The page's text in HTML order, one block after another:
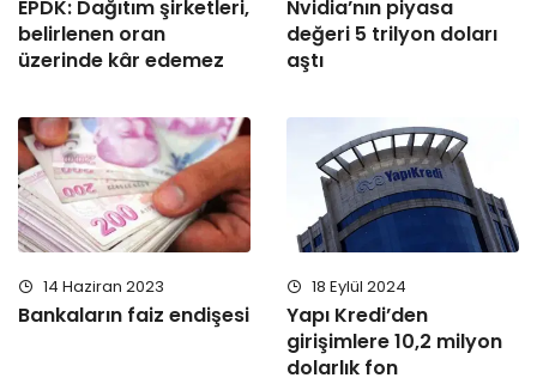
EPDK: Dağıtım şirketleri,
belirlenen oran
üzerinde kâr edemez
Nvidia’nın piyasa
değeri 5 trilyon doları
aştı
14 Haziran 2023
Bankaların faiz endişesi
18 Eylül 2024
Yapı Kredi’den
girişimlere 10,2 milyon
dolarlık fon